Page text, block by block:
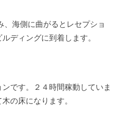
海側に曲がるとレセプショ
ディングに到着します。
です。２４時間稼動していま
の床になります。